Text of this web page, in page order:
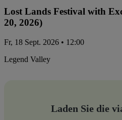
Lost Lands Festival with
20, 2026)
Fr, 18 Sept. 2026 • 12:00
Legend Valley
Laden Sie die